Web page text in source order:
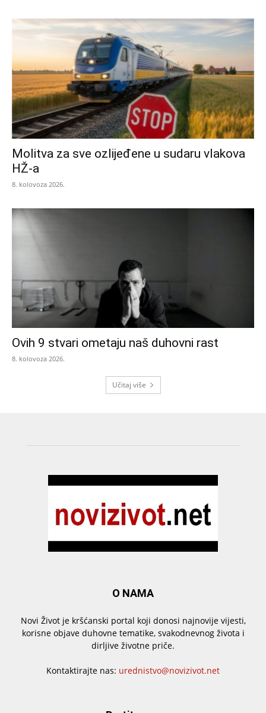
Molitva za sve ozlijeđene u sudaru vlakova
HŽ-a
8. kolovoza 2026.
Ovih 9 stvari ometaju naš duhovni rast
8. kolovoza 2026.
Učitaj više
O NAMA
Novi Život je kršćanski portal koji donosi najnovije vijesti,
korisne objave duhovne tematike, svakodnevnog života i
dirljive životne priče.
Kontaktirajte nas: urednistvo@novizivot.net